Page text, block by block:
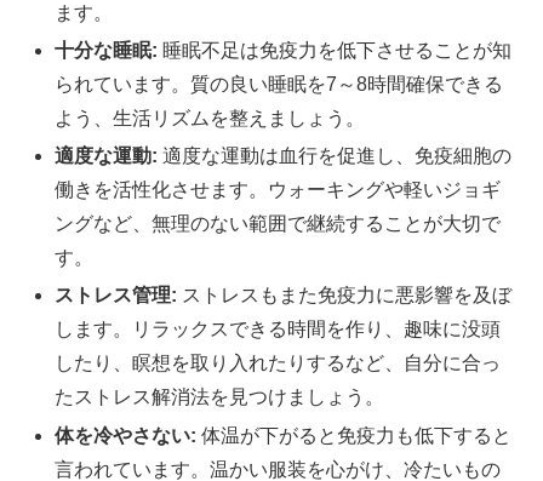
ます。
十分な睡眠: 睡眠不足は免疫力を低下させることが知
られています。質の良い睡眠を7～8時間確保できる
よう、生活リズムを整えましょう。
適度な運動: 適度な運動は血行を促進し、免疫細胞の
働きを活性化させます。ウォーキングや軽いジョギ
ングなど、無理のない範囲で継続することが大切で
す。
ストレス管理: ストレスもまた免疫力に悪影響を及ぼ
します。リラックスできる時間を作り、趣味に没頭
したり、瞑想を取り入れたりするなど、自分に合っ
たストレス解消法を見つけましょう。
体を冷やさない: 体温が下がると免疫力も低下すると
言われています。温かい服装を心がけ、冷たいもの